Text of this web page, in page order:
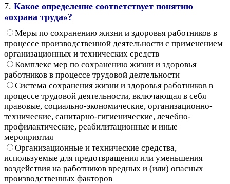
7. Какое определение соответствует понятию
«охрана труда»?
Меры по сохранению жизни и здоровья работников в
процессе производственной деятельности с применением
организационных и технических средств
Комплекс мер по сохранению жизни и здоровья
работников в процессе трудовой деятельности
Система сохранения жизни и здоровья работников в
процессе трудовой деятельности, включающая в себя
правовые, социально-экономические, организационно-
технические, санитарно-гигиенические, лечебно-
профилактические, реабилитационные и иные
мероприятия
Организационные и технические средства,
используемые для предотвращения или уменьшения
воздействия на работников вредных и (или) опасных
производственных факторов